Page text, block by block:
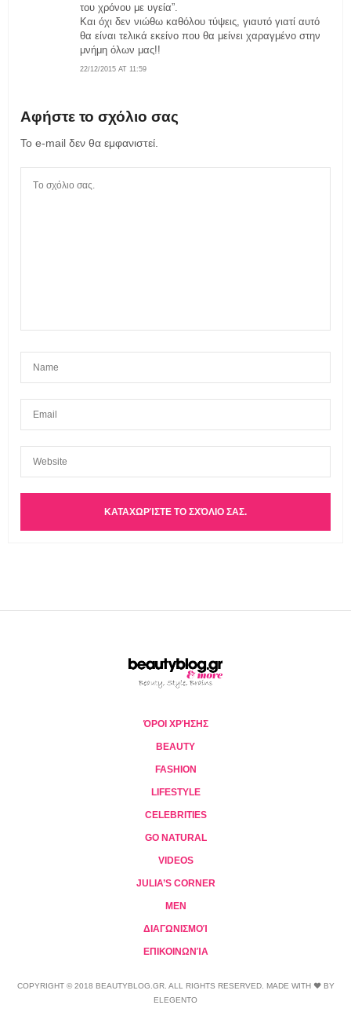
22/12/2015 AT 11:59
του χρόνου με υγεία”.
Και όχι δεν νιώθω καθόλου τύψεις, γιαυτό γιατί αυτό
θα είναι τελικά εκείνο που θα μείνει χαραγμένο στην
μνήμη όλων μας!!
Αφήστε το σχόλιο σας
Το e-mail δεν θα εμφανιστεί.
ΌΡΟΙ ΧΡΉΣΗΣ
BEAUTY
FASHION
LIFESTYLE
CELEBRITIES
GO NATURAL
VIDEOS
JULIA’S CORNER
MEN
ΔΙΑΓΩΝΙΣΜΟΊ
ΕΠΙΚΟΙΝΩΝΊΑ
COPYRIGHT © 2018 BEAUTYBLOG.GR. ALL RIGHTS RESERVED. MADE WITH ❤ BY
ELEGENTO